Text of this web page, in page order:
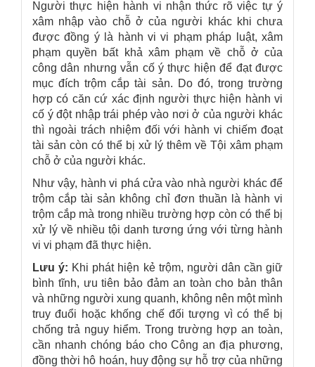
Người thực hiện hành vi nhận thức rõ việc tự ý
xâm nhập vào chỗ ở của người khác khi chưa
được đồng ý là hành vi vi phạm pháp luật, xâm
phạm quyền bất khả xâm phạm về chỗ ở của
công dân nhưng vẫn cố ý thực hiện để đạt được
mục đích trộm cắp tài sản. Do đó, trong trường
hợp có căn cứ xác định người thực hiện hành vi
cố ý đột nhập trái phép vào nơi ở của người khác
thì ngoài trách nhiệm đối với hành vi chiếm đoạt
tài sản còn có thể bị xử lý thêm về Tội xâm phạm
chỗ ở của người khác.
Như vậy, hành vi phá cửa vào nhà người khác để
trộm cắp tài sản không chỉ đơn thuần là hành vi
trộm cắp mà trong nhiều trường hợp còn có thể bị
xử lý về nhiều tội danh tương ứng với từng hành
vi vi phạm đã thực hiện.
Lưu ý: Khi phát hiện kẻ trộm, người dân cần giữ
bình tĩnh, ưu tiên bảo đảm an toàn cho bản thân
và những người xung quanh, không nên một mình
truy đuổi hoặc khống chế đối tượng vì có thể bị
chống trả nguy hiểm. Trong trường hợp an toàn,
cần nhanh chóng báo cho Công an địa phương,
đồng thời hô hoán, huy động sự hỗ trợ của những